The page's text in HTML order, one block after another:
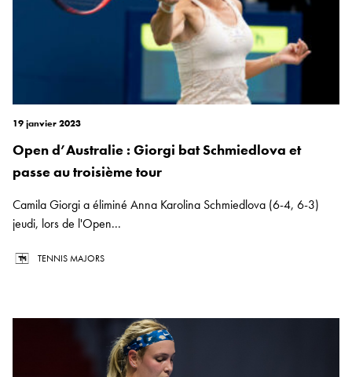
19 janvier 2023
Open d’Australie : Giorgi bat Schmiedlova et
passe au troisième tour
Camila Giorgi a éliminé Anna Karolina Schmiedlova (6-4, 6-3)
jeudi, lors de l'Open...
TENNIS MAJORS